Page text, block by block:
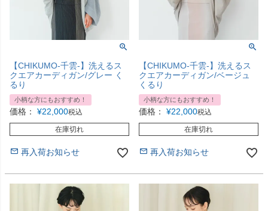
【CHIKUMO-千雲-】洗えるス
クエアカーディガン/グレー く
るり
小柄な方にもおすすめ！
価格： ¥22,000税込
在庫切れ
再入荷お知らせ
【CHIKUMO-千雲-】洗えるス
クエアカーディガン/ベージュ
くるり
小柄な方にもおすすめ！
価格： ¥22,000税込
在庫切れ
再入荷お知らせ